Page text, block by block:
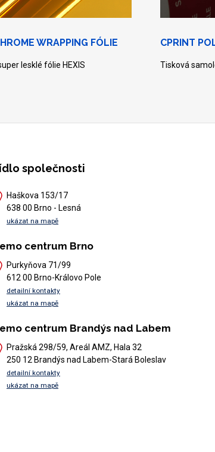
WRAPPING FÓLIE
lesklé fólie HEXIS
CPRINT
Tisková
společnosti
Haškova 153/17
638 00 Brno - Lesná
ukázat na mapě
centrum Brno
Purkyňova 71/99
612 00 Brno-Královo Pole
detailní kontakty
ukázat na mapě
centrum Brandýs nad Labem
Pražská 298/59, Areál AMZ, Hala 32
250 12 Brandýs nad Labem-Stará Boleslav
detailní kontakty
ukázat na mapě